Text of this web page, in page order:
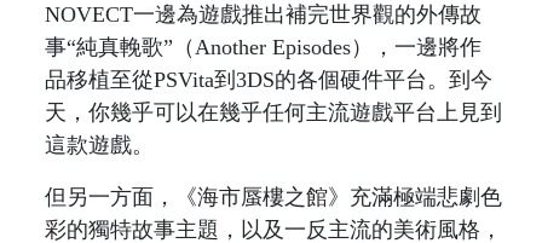
NOVECT一邊為遊戲推出補完世界觀的外傳故
事“純真輓歌”（Another Episodes），一邊將作
品移植至從PSVita到3DS的各個硬件平台。到今
天，你幾乎可以在幾乎任何主流遊戲平台上見到
這款遊戲。
但另一方面，《海市蜃樓之館》充滿極端悲劇色
彩的獨特故事主題，以及一反主流的美術風格，